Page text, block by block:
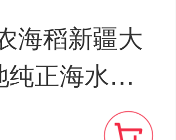
海稻新疆大
正海水稻